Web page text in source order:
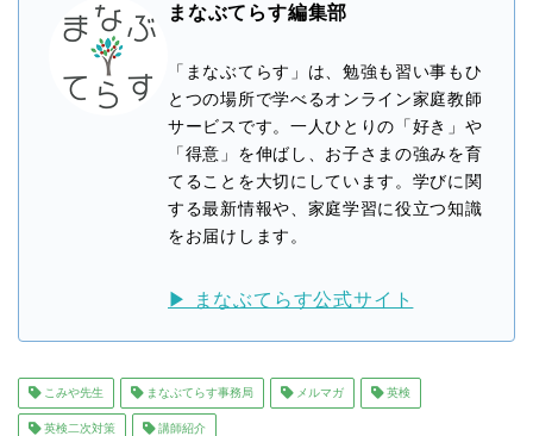
まなぶてらす編集部
「まなぶてらす」は、勉強も習い事もひ
とつの場所で学べるオンライン家庭教師
サービスです。一人ひとりの「好き」や
「得意」を伸ばし、お子さまの強みを育
てることを大切にしています。学びに関
する最新情報や、家庭学習に役立つ知識
をお届けします。
▶ まなぶてらす公式サイト
こみや先生 まなぶてらす事務局 メルマガ 英検
英検二次対策 講師紹介